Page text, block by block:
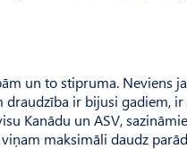
un to stipruma. Neviens
ir bijusi gadiem,
Kanādu un ASV,
maksimāli daudz